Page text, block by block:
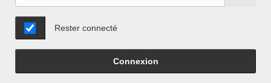
Rester connecté
Connexion